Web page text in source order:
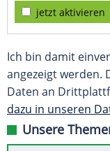
jetzt aktivieren
Ich bin damit
angezeigt werden.
Daten an
dazu in unseren
Unsere